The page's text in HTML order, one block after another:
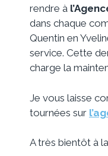
rendre à
dans chaque
Quentin en
service. Cette
charge la
Je vous laisse
tournées sur
A très bientôt à